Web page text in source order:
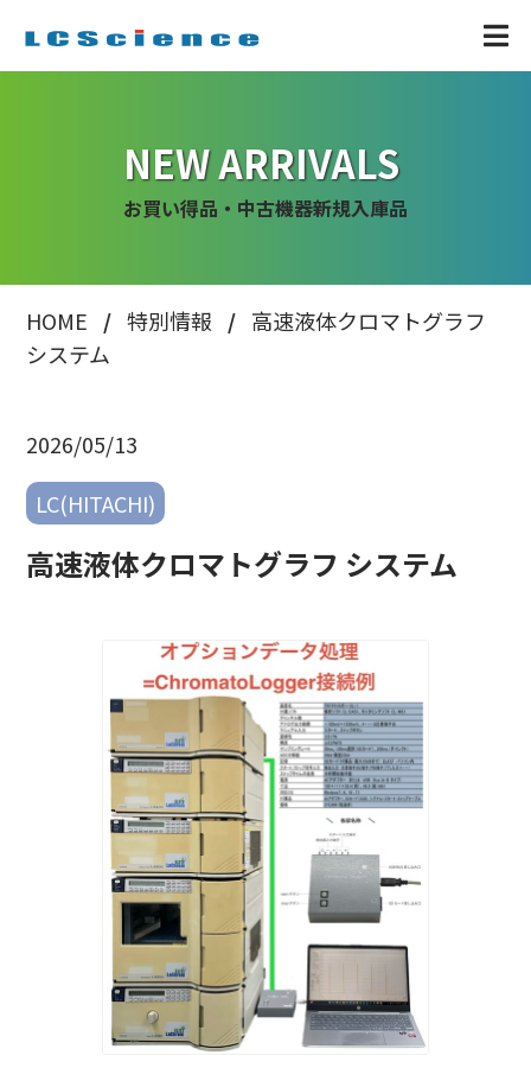
NEW ARRIVALS
お買い得品・中古機器新規入庫品
HOME 特別情報
高速液体クロマトグラフ
システム
2026/05/13
LC(HITACHI)
高速液体クロマトグラフ システム